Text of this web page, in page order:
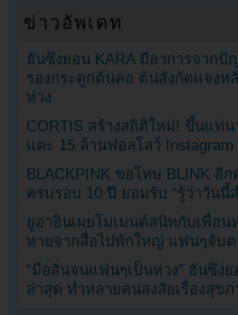
ข่าวอัพเดท
ฮันซึงยอน KARA มีอาการจาก
รองกระดูกต้นคอ ต้นสังกัดแจงห
ห่วง
CORTIS สร้างสถิติใหม่! ขึ้นแท่น
แตะ 15 ล้านฟอลโลว์ Instagram
BLACKPINK ขอโทษ BLINK อีก
ครบรอบ 10 ปี ยอมรับ “รู้ว่าวันนี้
ยูอาอินเผยโมเมนต์สนิทกับเพื่อน
หายจากสื่อไปพักใหญ่ แฟนๆจับ
“มือสั่นจนแฟนๆเป็นห่วง” ฮันซึงย
ล่าสุด ทำหลายคนสงสัยเรื่องสุขภ